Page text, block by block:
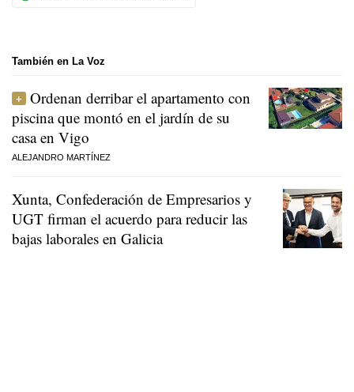
También en La Voz
Ordenan derribar el apartamento con
piscina que montó en el jardín de su
casa en Vigo
ALEJANDRO MARTÍNEZ
Xunta, Confederación de Empresarios y
UGT firman el acuerdo para reducir las
bajas laborales en Galicia